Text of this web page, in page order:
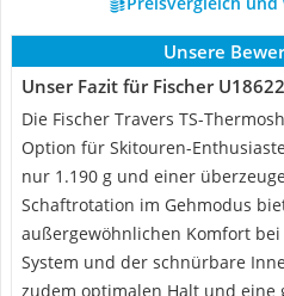
Unsere
Unser Fazit für Fischer
Die Fischer Travers TS-
Option für Skitouren-
nur 1.190 g und einer
Schaftrotation im Gehmodus
außergewöhnlichen Komfort bei
System und der schnürbare
zudem optimalen Halt und eine